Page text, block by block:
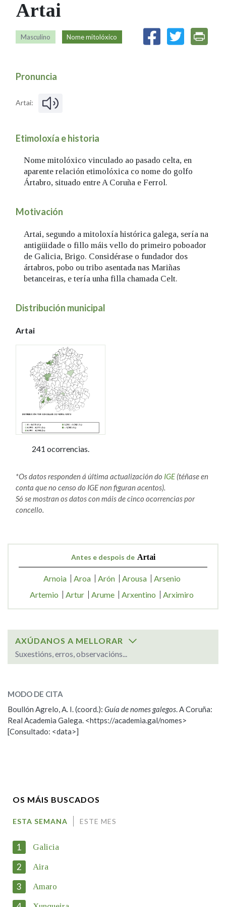
CASA-MUSEO EMILIA PARDO
BAZÁN
HISTORIA
60 ANOS DLG
Facebook
TwitterYoutubeInstagram
Artai
Masculino Nome mitolóxico
Pronuncia
Artai:
Etimoloxía e historia
Nome mitolóxico vinculado ao pasado celta, en
aparente relación etimolóxica co nome do golfo
Ártabro, situado entre A Coruña e Ferrol.
Motivación
Artai, segundo a mitoloxía histórica galega, sería na
antigüidade o fillo máis vello do primeiro poboador
de Galicia, Brigo. Considérase o fundador dos
ártabros, pobo ou tribo asentada nas Mariñas
betanceiras, e tería unha filla chamada Celt.
Distribución municipal
Artai
241 ocorrencias.
*Os datos responden á última actualización do IGE (téñase en
conta que no censo do IGE non figuran acentos).
Só se mostran os datos con máis de cinco ocorrencias por
concello.
Antes e despois de Artai
Arnoia Aroa Arón Arousa
Arsenio
Artemio
Artur Arume Arxentino Arximiro
AXÚDANOS A MELLORAR
Suxestións, erros, observacións...
Artai
ESCOLLE UNHA OPCIÓN:
Observación
Enderezo electrónico
Motivación
MODO DE CITA
Boullón Agrelo, A. I. (coord.): Guía de nomes galegos. A Coruña:
Real Academia Galega. <https://academia.gal/nomes>
[Consultado: <data>]
OS MÁIS BUSCADOS
ESTA SEMANA ESTE MES
1 Galicia
2 Aira
3 Amaro